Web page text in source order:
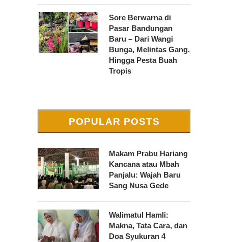
Sore Berwarna di
Pasar Bandungan
Baru – Dari Wangi
Bunga, Melintas Gang,
Hingga Pesta Buah
Tropis
POPULAR POSTS
Makam Prabu Hariang
Kancana atau Mbah
Panjalu: Wajah Baru
Sang Nusa Gede
Walimatul Hamli:
Makna, Tata Cara, dan
Doa Syukuran 4